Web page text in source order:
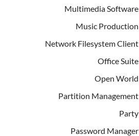
Multimedia Software
Music Production
Network Filesystem Client
Office Suite
Open World
Partition Management
Party
Password Manager